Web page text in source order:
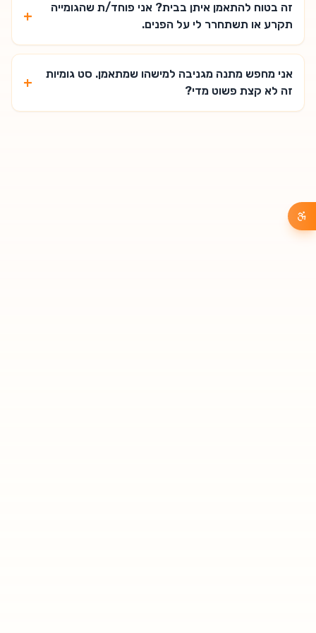
זה בטוח להתאמן איתן בבית? אני פוחד/ת שהגומייה
תקרע או תשתחרר לי על הפנים.
+
אני מחפש מתנה מגניבה למישהו שמתאמן. סט גומיות
זה לא קצת פשוט מדי?
+